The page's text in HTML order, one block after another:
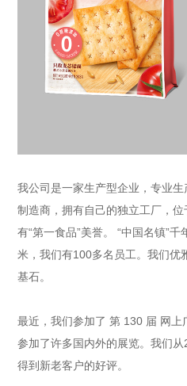
我公司是一家生产型企业，专业
制造商，拥有自己的独立工厂，
有“第一食品”美誉。 “中国名镇”
米 ，我们有100多名员工。我们优
基石。
最近，我们参加了第 130 届 网上
参加了许多国内外的展览。我们从
得到新老客户的好评。